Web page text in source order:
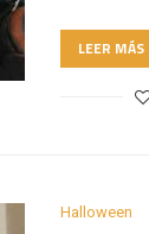
LEER MÁS
Halloween